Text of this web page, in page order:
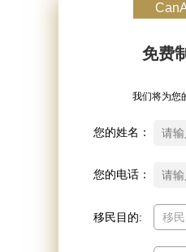
免费
我们将为您
您的姓名：
您的电话：
移民目的: